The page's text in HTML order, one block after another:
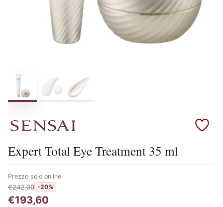
Scopri i prodotti Sensai
Expert Total Eye Treatment 35 ml
Prezzo solo online
€242,00 -20%
€193,60